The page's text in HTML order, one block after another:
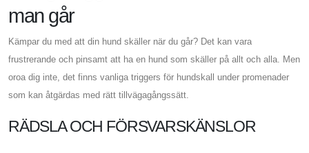
man går
Kämpar du med att din hund skäller när du går? Det kan vara
frustrerande och pinsamt att ha en hund som skäller på allt och alla. Men
oroa dig inte, det finns vanliga triggers för hundskall under promenader
som kan åtgärdas med rätt tillvägagångssätt.
RÄDSLA OCH FÖRSVARSKÄNSLOR